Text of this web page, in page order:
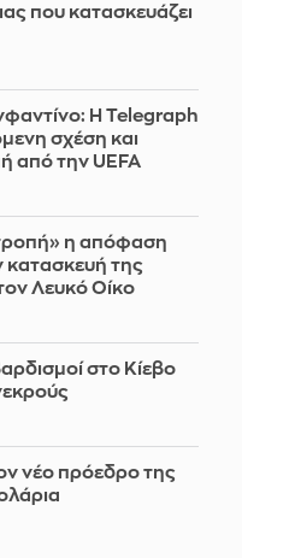
που κατασκευάζει
Η Telegraph
σχέση και
από την UEFA
η απόφαση
κατασκευή της
Λευκό Οίκο
στο Κίεβο
νέο πρόεδρο της